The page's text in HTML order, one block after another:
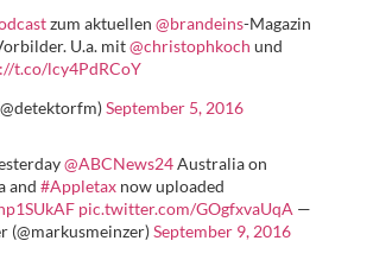
zum aktuellen @brandeins-Magazin
U.a. mit@christophkoch und
t.co/lcy4PdRCoY
September 5, 2016
@ABCNews24Australia on
and #Appletax now uploaded
pic.twitter.com/GOgfxvaUqA —
(@markusmeinzer)September 9, 2016